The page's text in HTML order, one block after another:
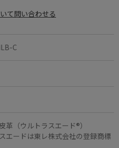
C
革（ウルトラスエード®）
エードは東レ株式会社の登録商標
て問い合わせる